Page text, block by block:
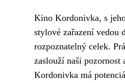
Kino Kordonivka, s
stylové zařazení vedou
rozpoznatelný celek.
zaslouží naši
Kordonivka má